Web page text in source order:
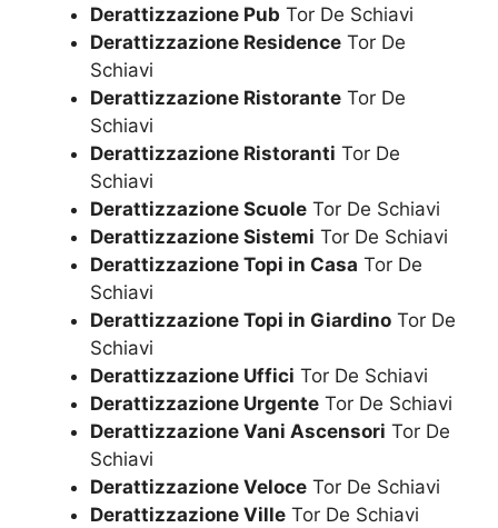
Derattizzazione Pub Tor De Schiavi
Derattizzazione Residence Tor De
Schiavi
Derattizzazione Ristorante Tor De
Schiavi
Derattizzazione Ristoranti Tor De
Schiavi
Derattizzazione Scuole Tor De Schiavi
Derattizzazione Sistemi Tor De Schiavi
Derattizzazione Topi in Casa Tor De
Schiavi
Derattizzazione Topi in Giardino Tor De
Schiavi
Derattizzazione Uffici Tor De Schiavi
Derattizzazione Urgente Tor De Schiavi
Derattizzazione Vani Ascensori Tor De
Schiavi
Derattizzazione Veloce Tor De Schiavi
Derattizzazione Ville Tor De Schiavi